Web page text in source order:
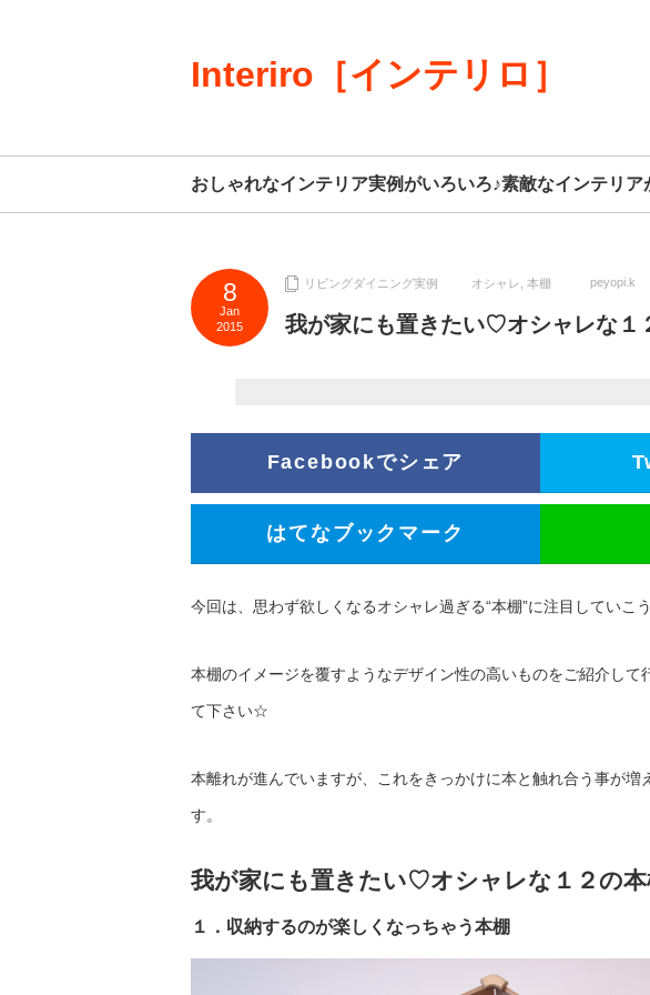
Interiro［インテリロ］
おしゃれなインテリア実例がいろいろ♪素敵なインテリア
8
Jan
2015
リビングダイニング実例 オシャレ 本棚 peyopi.k
我が家にも置きたい♡オシャレな１
Facebookでシェア
はてなブックマーク
今回は、思わず欲しくなるオシャレ過ぎる“本棚”に注目していこ
本棚のイメージを覆すようなデザイン性の高いものをご紹介して
て下さい☆
本離れが進んでいますが、これをきっかけに本と触れ合う事が
す。
我が家にも置きたい♡オシャレな１２の本
１．収納するのが楽しくなっちゃう本棚